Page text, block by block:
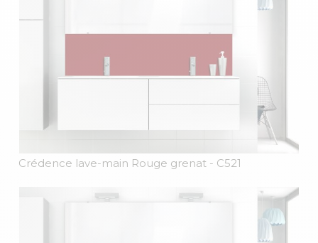
Crédence lave-main Rouge grenat - C521